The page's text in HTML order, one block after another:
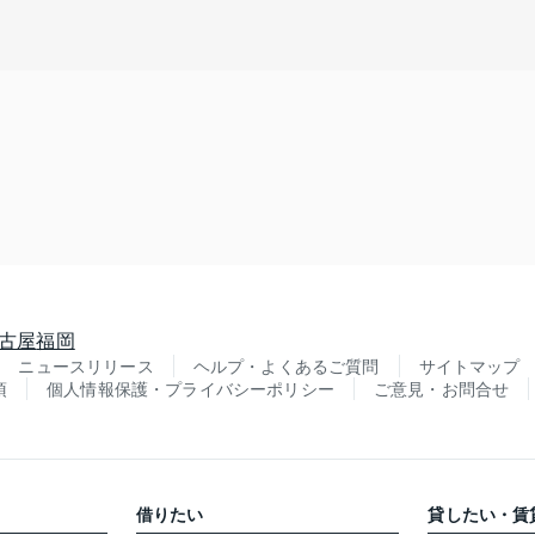
屋福岡
ニュースリリース ヘルプ・よくあるご質問
サイトマップ
個人情報保護・プライバシーポリシー ご意見・お問合せ
借りたい 貸したい・賃